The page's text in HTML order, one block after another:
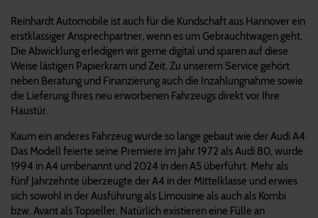
Reinhardt Automobile ist auch für die Kundschaft aus Hannover ein
erstklassiger Ansprechpartner, wenn es um Gebrauchtwagen geht.
Die Abwicklung erledigen wir gerne digital und sparen auf diese
Weise lästigen Papierkram und Zeit. Zu unserem Service gehört
neben Beratung und Finanzierung auch die Inzahlungnahme sowie
die Lieferung Ihres neu erworbenen Fahrzeugs direkt vor Ihre
Haustür.
Kaum ein anderes Fahrzeug wurde so lange gebaut wie der Audi A4.
Das Modell feierte seine Premiere im Jahr 1972 als Audi 80, wurde
1994 in A4 umbenannt und 2024 in den A5 überführt. Mehr als
fünf Jahrzehnte überzeugte der A4 in der Mittelklasse und erwies
sich sowohl in der Ausführung als Limousine als auch als Kombi
bzw. Avant als Topseller. Natürlich existieren eine Fülle an